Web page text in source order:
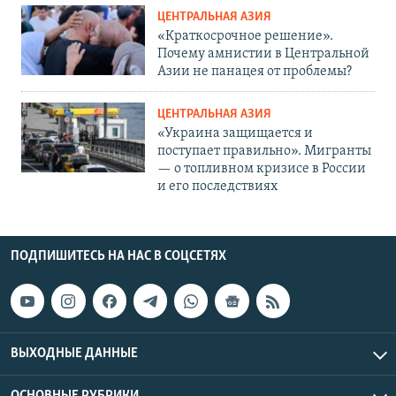
ЦЕНТРАЛЬНАЯ АЗИЯ
«Краткосрочное решение».
Почему амнистии в Центральной
Азии не панацея от проблемы?
ЦЕНТРАЛЬНАЯ АЗИЯ
«Украина защищается и
поступает правильно». Мигранты
— о топливном кризисе в России
и его последствиях
ПОДПИШИТЕСЬ НА НАС В СОЦСЕТЯХ
ВЫХОДНЫЕ ДАННЫЕ